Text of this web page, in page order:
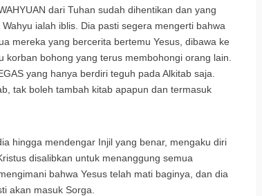
dari Tuhan sudah dihentikan dan yang
ialah iblis. Dia pasti segera mengerti bahwa
mereka yang bercerita bertemu Yesus, dibawa ke
bohong yang terus membohongi orang lain.
yang hanya berdiri teguh pada Alkitab saja.
tak boleh tambah kitab apapun dan termasuk
hingga mendengar Injil yang benar, mengaku diri
disalibkan untuk menanggung semua
bahwa Yesus telah mati baginya, dan dia
akan masuk Sorga.